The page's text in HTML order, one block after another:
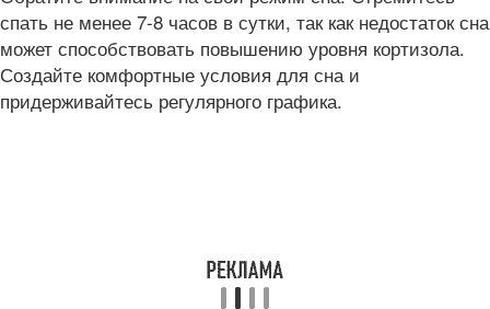
спать не менее 7-8 часов в сутки, так как недостаток сна
может способствовать повышению уровня кортизола.
Создайте комфортные условия для сна и
придерживайтесь регулярного графика.